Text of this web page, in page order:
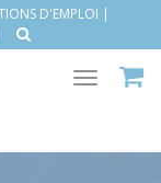
D'EMPLOI |
Toggle